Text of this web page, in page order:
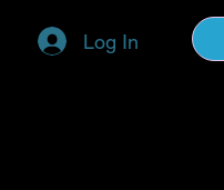
Log In